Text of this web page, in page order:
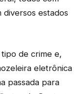
diversos estados
de crime e,
eletrônica
passada para